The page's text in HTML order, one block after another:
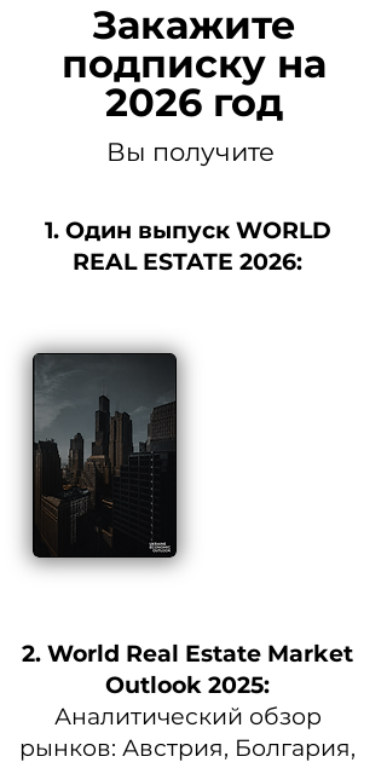
Закажите
подписку на
2026 год
Вы получите
1. Один выпуск WORLD
REAL ESTATE 2026:
2. World Real Estate Market
Outlook 2025:
Аналитический обзор
рынков: Австрия, Болгария,